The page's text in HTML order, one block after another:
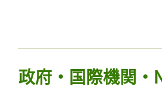
政府・国際機関・